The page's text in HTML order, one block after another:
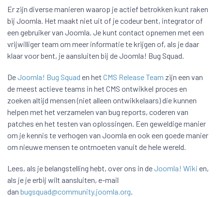
Er zijn diverse manieren waarop je actief betrokken kunt raken
bij Joomla. Het maakt niet uit of je codeur bent, integrator of
een gebruiker van Joomla. Je kunt contact opnemen met een
vrijwilliger team om meer informatie te krijgen of, als je daar
klaar voor bent, je aansluiten bij de Joomla! Bug Squad.
DeJoomla! Bug Squad en het CMS Release Team zijn een van
de meest actieve teams in het CMS ontwikkel proces en
zoeken altijd mensen (niet alleen ontwikkelaars) die kunnen
helpen met het verzamelen van bug reports, coderen van
patches en het testen van oplossingen. Een geweldige manier
om je kennis te verhogen van Joomla en ook een goede manier
om nieuwe mensen te ontmoeten vanuit de hele wereld.
Lees, als je belangstelling hebt, over ons in deJoomla! Wiki en,
als je je erbij wilt aansluiten, e-mail
dan bugsquad@community.joomla.org.